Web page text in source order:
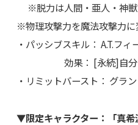
※脱力は人間・亜人・神
※物理攻撃力を魔法攻撃力に
・パッシブスキル： A.T.フィ
効果： [永続]自分に
・リミットバースト： グラ
▼限定キャラクター：「真希